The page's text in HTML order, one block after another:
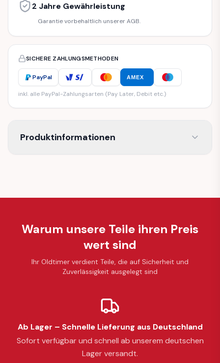
2 Jahre Gewährleistung
Garantie vorbehaltlich unserer AGB.
SICHERE ZAHLUNGSMETHODEN
PayPal AMEX
inkl. alle PayPal-Zahlungsarten (Pay Later, Debit etc.)
Produktinformationen
Warum unsere Teile ihren Preis
wert sind
Ihr Oldtimer verdient Teile, die auf Sicherheit und
Zuverlässigkeit ausgelegt sind
Ab Lager – Schnelle Lieferung aus Deutschland
Sofort verfügbar und schnell ab unserem deutschen
Lager versandt.